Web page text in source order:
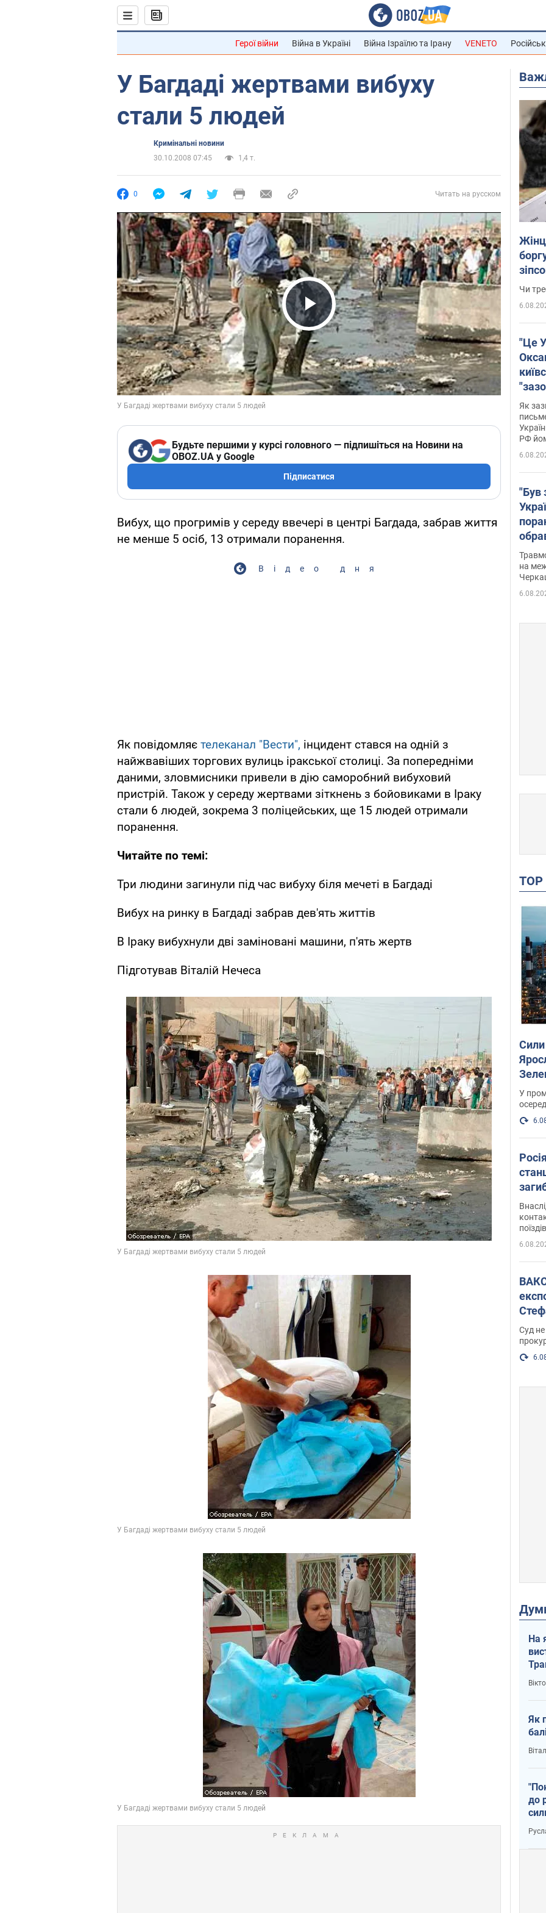
Герої війни Війна в Україні Війна Ізраїлю та Ірану VENETO
У Багдаді жертвами вибуху
стали 5 людей
Кримінальні новини
30.10.2008 07:45
1,4 т.
0 Читать на русском
Play Video
Будьте першими у курсі головного — підпишіться на Новини на
OBOZ.UA у Google
Підписатися
Вибух, що прогримів у середу ввечері в центрі Багдада, забрав життя
не менше 5 осіб, 13 отримали поранення.
Відео дня
Як повідомляє телеканал "Вести", інцидент стався на одній з
найжвавіших торгових вулиць іракської столиці. За попередніми
даними, зловмисники привели в дію саморобний вибуховий
пристрій. Також у середу жертвами зіткнень з бойовиками в Іраку
стали 6 людей, зокрема 3 поліцейських, ще 15 людей отримали
поранення.
Читайте по темі:
Три людини загинули під час вибуху біля мечеті в Багдаді
Вибух на ринку в Багдаді забрав дев'ять життів
В Іраку вибухнули дві заміновані машини, п'ять жертв
Підготував Віталій Нечеса
Чи
"Це
Як
РФ
"Був
Фото
на
У
ВАКС обрав
Суд
На
Як
до